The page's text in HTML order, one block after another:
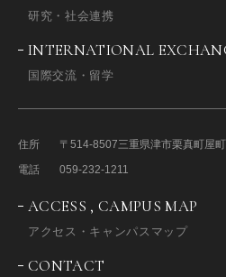
研究・社会連携
INTERNATIONAL
国際交流・留学
住所 〒514-8507三重県津市栗真町屋
電話
059-232-1211
ACCESS , CAMPUS MAP
アクセス・キャンパスマップ
CONTACT